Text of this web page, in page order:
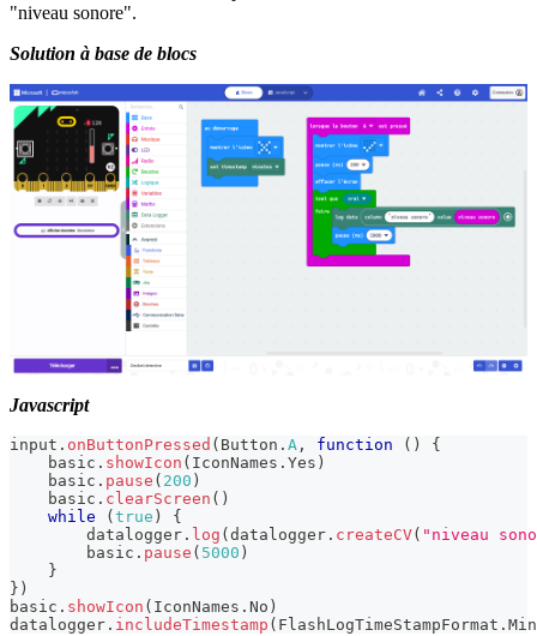
"niveau sonore".
Solution à base de blocs
Javascript
input . onButtonPressed ( Button . A , function ( )
{
    basic
. showIcon ( IconNames . Yes )
    basic
. pause ( 200 )
    basic
. clearScreen ( )
while
( true )
{
        datalogger
. log ( datalogger . createCV( "niveau
        basic
. pause ( 5000 )
}
} )
basic . showIcon ( IconNames . No )
datalogger . includeTimestamp ( FlashLogTimeStampFormat .